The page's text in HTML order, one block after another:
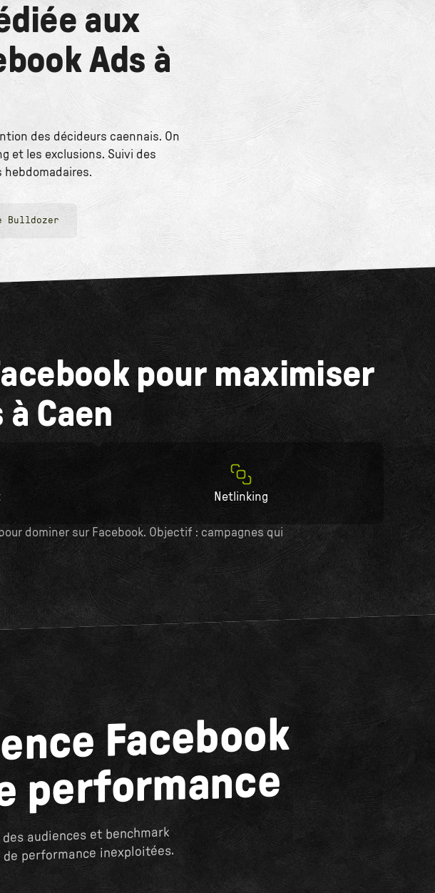
aux
Ads à
des décideurs caennais. On
et les exclusions. Suivi des
Bulldozer
pour maximiser
Caen
Netlinking
dominer sur Facebook. Objectif : campagnes qui
Facebook
performance
audiences et benchmark
performance inexploitées.